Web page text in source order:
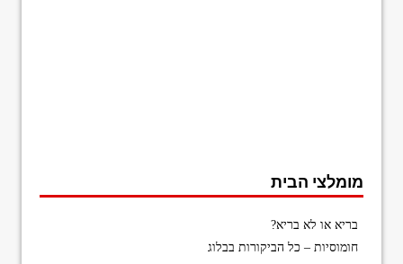
מומלצי הבית
בריא או לא בריא?
חומוסיות – כל הביקורות בבלוג